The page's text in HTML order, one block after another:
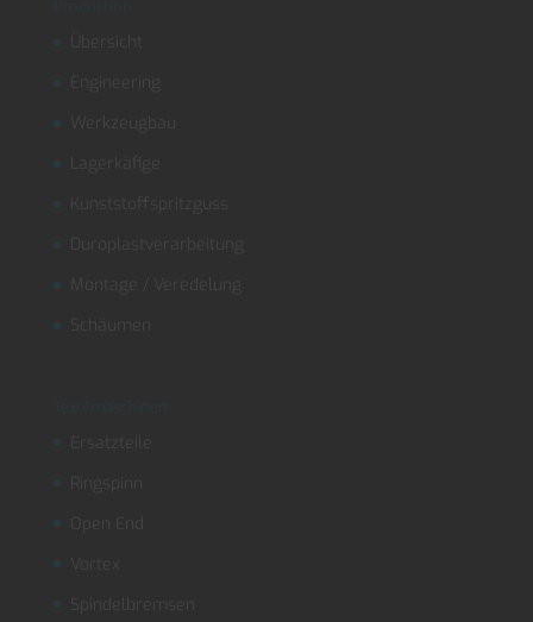
Übersicht
Engineering
Werkzeugbau
Lagerkäfige
Kunststoffspritzguss
Duroplastverarbeitung
Montage / Veredelung
Schäumen
Ersatzteile
Ringspinn
Open End
Vortex
Spindelbremsen